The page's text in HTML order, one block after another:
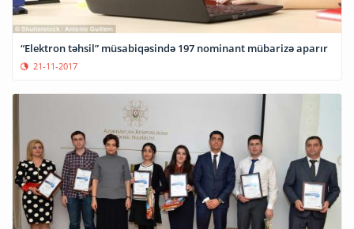
“Elektron təhsil” müsabiqəsində 197 nominant mübarizə aparır
21-11-2017